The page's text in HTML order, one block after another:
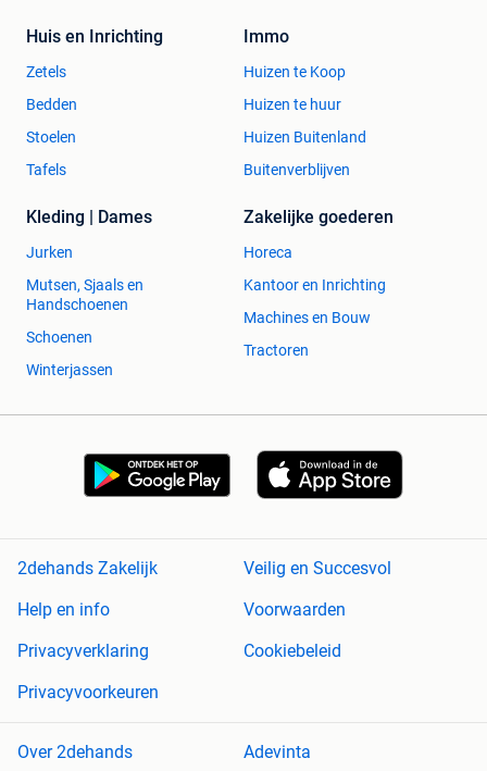
Huis en Inrichting
Zetels
Bedden
Stoelen
Tafels
Immo
Huizen te Koop
Huizen te huur
Huizen Buitenland
Buitenverblijven
Kleding | Dames
Jurken
Mutsen, Sjaals en
Handschoenen
Schoenen
Winterjassen
Zakelijke goederen
Horeca
Kantoor en Inrichting
Machines en Bouw
Tractoren
2dehands Zakelijk
Veilig en Succesvol
Help en info
Voorwaarden
Privacyverklaring
Cookiebeleid
Privacyvoorkeuren
Over 2dehands Adevinta